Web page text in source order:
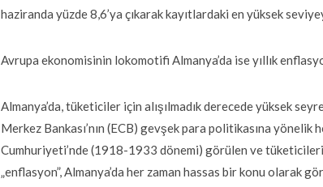
haziranda yüzde 8,6’ya çıkarak kayıtlardaki en yüksek
Avrupa ekonomisinin lokomotifi Almanya’da ise yıllık
Almanya’da, tüketiciler için alışılmadık derecede yüksek
Merkez Bankası’nın (ECB) gevşek para politikasına
Cumhuriyeti’nde (1918-1933 dönemi) görülen ve
„enflasyon”, Almanya’da her zaman hassas bir konu olarak